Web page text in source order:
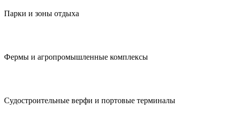
Парки и зоны отдыха
Фермы и агропромыш­ленные комплексы
Судостроитель­ные верфи и портовые терминалы